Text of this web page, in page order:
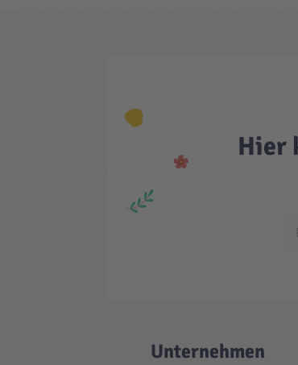
Hier
Unternehmen